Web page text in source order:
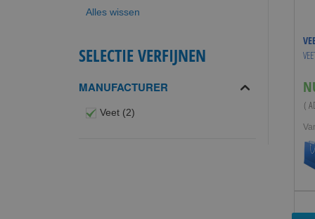
(
Alles wissen
SELECTIE VERFIJNEN
MANUFACTURER
Veet 2producten